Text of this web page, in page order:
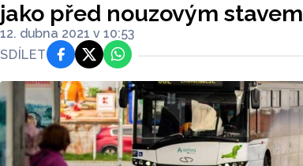
jako před nouzovým stavem
12. dubna 2021 v 10:53
SDÍLET
FacebookPlatforma X
WhatsApp